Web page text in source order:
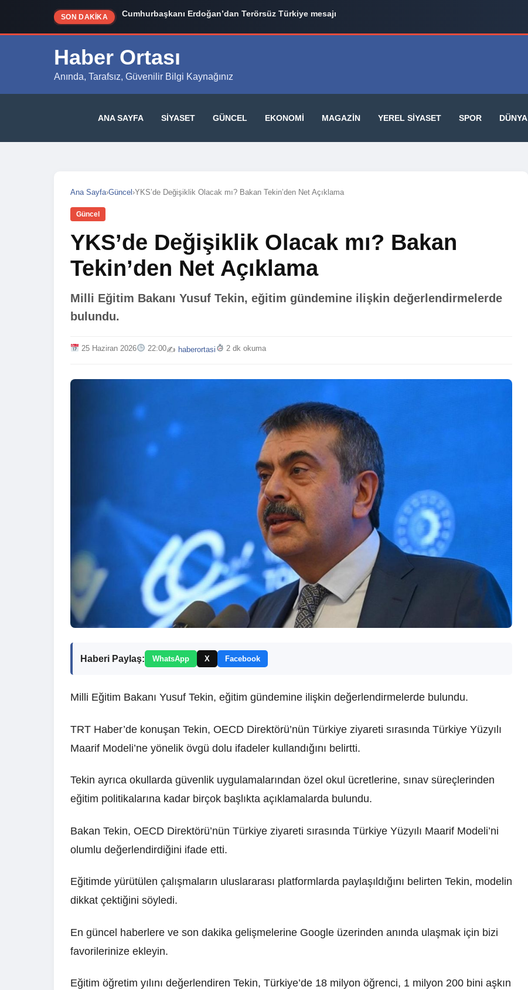
SON DAKİKA Cumhurbaşkanı Erdoğan’dan Terörsüz Türkiye mesajı
Haber Ortası
Anında, Tarafsız, Güvenilir Bilgi Kaynağınız
ANA SAYFA SIYASET GÜNCEL EKONOMI MAGAZIN YEREL SIYASET SPOR DÜNYA
Ana Sayfa›Güncel ›YKS’de Değişiklik Olacak mı? Bakan Tekin’den Net Açıklama
Güncel
YKS’de Değişiklik Olacak mı? Bakan
Tekin’den Net Açıklama
Milli Eğitim Bakanı Yusuf Tekin, eğitim gündemine ilişkin değerlendirmelerde
bulundu.
25 Haziran 2026 22:00✍️ haberortasi 2 dk okuma
Haberi Paylaş: WhatsApp X Facebook
Milli Eğitim Bakanı Yusuf Tekin, eğitim gündemine ilişkin değerlendirmelerde bulundu.
TRT Haber’de konuşan Tekin, OECD Direktörü’nün Türkiye ziyareti sırasında Türkiye Yüzyılı
Maarif Modeli’ne yönelik övgü dolu ifadeler kullandığını belirtti.
Tekin ayrıca okullarda güvenlik uygulamalarından özel okul ücretlerine, sınav süreçlerinden
eğitim politikalarına kadar birçok başlıkta açıklamalarda bulundu.
Bakan Tekin, OECD Direktörü’nün Türkiye ziyareti sırasında Türkiye Yüzyılı Maarif Modeli’ni
olumlu değerlendirdiğini ifade etti.
Eğitimde yürütülen çalışmaların uluslararası platformlarda paylaşıldığını belirten Tekin, modelin
dikkat çektiğini söyledi.
En güncel haberlere ve son dakika gelişmelerine Google üzerinden anında ulaşmak için bizi
favorilerinize ekleyin.
Eğitim öğretim yılını değerlendiren Tekin, Türkiye’de 18 milyon öğrenci, 1 milyon 200 bini aşkın